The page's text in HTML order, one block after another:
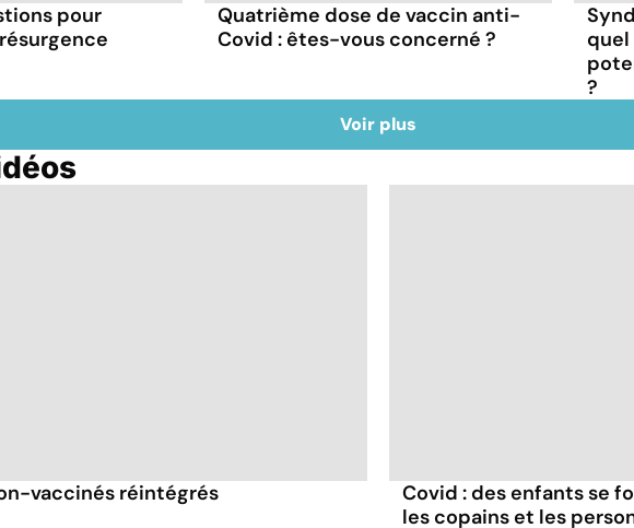
pour
Quatrième dose de vaccin anti-
Covid : êtes-vous concerné ?
?
Voir plus
vaccinés réintégrés
Covid : des enfants se
les copains et les